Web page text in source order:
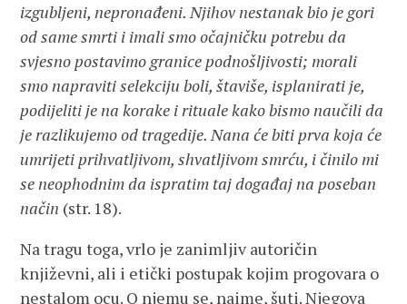
izgubljeni, nepronađeni. Njihov nestanak bio je gori
od same smrti i imali smo očajničku potrebu da
svjesno postavimo granice podnošljivosti; morali
smo napraviti selekciju boli, štaviše, isplanirati je,
podijeliti je na korake i rituale kako bismo naučili da
je razlikujemo od tragedije. Nana će biti prva koja će
umrijeti prihvatljivom, shvatljivom smrću, i činilo mi
se neophodnim da ispratim taj događaj na poseban
način (str. 18).
Na tragu toga, vrlo je zanimljiv autoričin
književni, ali i etički postupak kojim progovara o
nestalom ocu. O njemu se, naime, šuti. Njegova